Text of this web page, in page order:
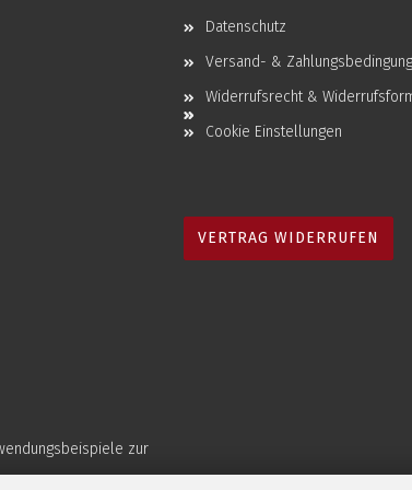
Datenschutz
Versand- &
Widerrufsrecht &
Cookie Einstellungen
zur
VERTRAG WIDERRUFEN